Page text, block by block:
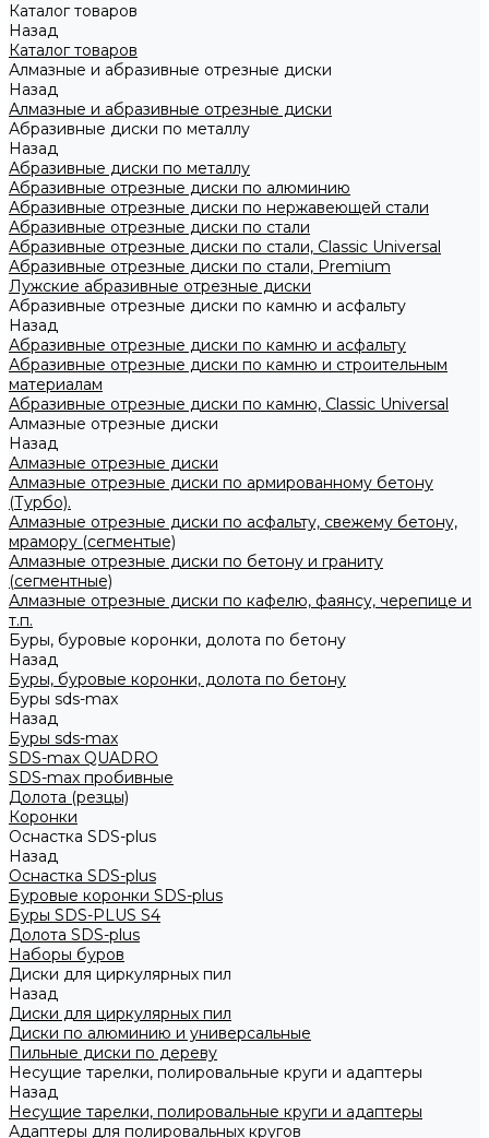
Каталог товаров
Назад
Каталог товаров
Алмазные и абразивные отрезные диски
Назад
Алмазные и абразивные отрезные диски
Абразивные диски по металлу
Назад
Абразивные диски по металлу
Абразивные отрезные диски по алюминию
Абразивные отрезные диски по нержавеющей стали
Абразивные отрезные диски по стали
Абразивные отрезные диски по стали, Classic Universal
Абразивные отрезные диски по стали, Premium
Лужские абразивные отрезные диски
Абразивные отрезные диски по камню и асфальту
Назад
Абразивные отрезные диски по камню и асфальту
Абразивные отрезные диски по камню и строительным
материалам
Абразивные отрезные диски по камню, Classic Universal
Алмазные отрезные диски
Назад
Алмазные отрезные диски
Алмазные отрезные диски по армированному бетону
(Турбо).
Алмазные отрезные диски по асфальту, свежему бетону,
мрамору (сегментые)
Алмазные отрезные диски по бетону и граниту
(сегментные)
Алмазные отрезные диски по кафелю, фаянсу, черепице и
т.п.
Буры, буровые коронки, долота по бетону
Назад
Буры, буровые коронки, долота по бетону
Буры sds-max
Назад
Буры sds-max
SDS-max QUADRO
SDS-max пробивные
Долота (резцы)
Коронки
Оснастка SDS-plus
Назад
Оснастка SDS-plus
Буровые коронки SDS-plus
Буры SDS-PLUS S4
Долота SDS-plus
Наборы буров
Диски для циркулярных пил
Назад
Диски для циркулярных пил
Диски по алюминию и универсальные
Пильные диски по дереву
Несущие тарелки, полировальные круги и адаптеры
Назад
Несущие тарелки, полировальные круги и адаптеры
Адаптеры для полировальных кругов